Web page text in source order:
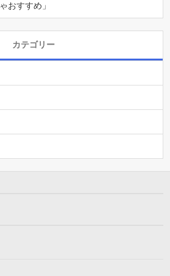
おすすめ」
カテゴリー